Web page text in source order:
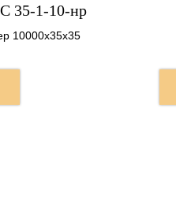
35-1-10-нр
10000х35х35